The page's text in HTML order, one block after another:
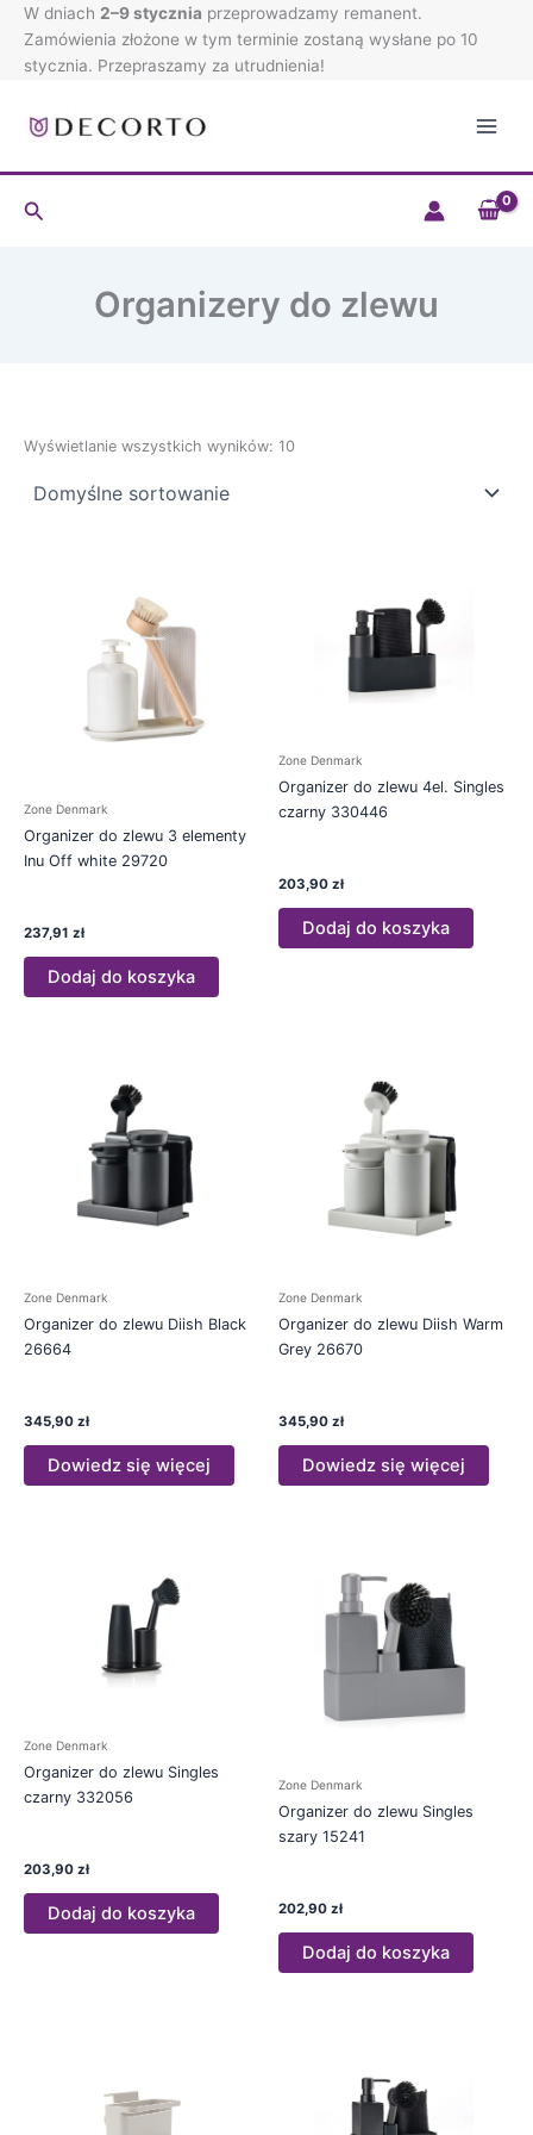
Przejdź
treści
W dniach 2–9 stycznia przeprowadzamy remanent.
Zamówienia złożone w tym terminie zostaną wysłane po 10
stycznia. Przepraszamy za utrudnienia!
Szukaj
Organizery do zlewu
Wyświetlanie wszystkich wyników: 10
Zone Denmark
Organizer do zlewu 3 elementy
Inu Off white 29720
237,91 zł
Dodaj do koszyka
Zone Denmark
Organizer do zlewu 4el. Singles
czarny 330446
203,90 zł
Dodaj do koszyka
Zone Denmark
Organizer do zlewu Diish Black
26664
345,90 zł
Dowiedz się więcej
Zone Denmark
Organizer do zlewu Diish Warm
Grey 26670
345,90 zł
Dowiedz się więcej
Zone Denmark
Organizer do zlewu Singles
czarny 332056
203,90 zł
Dodaj do koszyka
Zone Denmark
Organizer do zlewu Singles
szary 15241
202,90 zł
Dodaj do koszyka